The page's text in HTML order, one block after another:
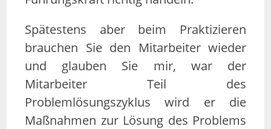
Spätestens aber beim Praktizieren
brauchen Sie den Mitarbeiter wieder
und glauben Sie mir, war der
Mitarbeiter Teil des
Problemlösungszyklus wird er die
Maßnahmen zur Lösung des Problems